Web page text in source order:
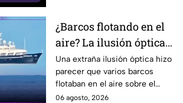
¿Barcos flotando en el
aire? La ilusión óptica
que sorprendió a
usuarios en redes
sociales
Una extraña ilusión óptica hizo
parecer que varios barcos
flotaban en el aire sobre el
mar, pero el fenómeno fue
06 agosto, 2026